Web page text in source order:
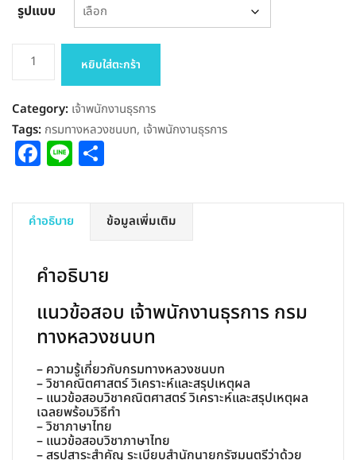
รูปแบบ
จำนวน
เจ้า
พนักงาน
ธุรการ
ชนบท
หยิบใส่ตะกร้า
Category: เจ้าพนักงานธุรการ
Tags: กรมทางหลวงชนบท, เจ้าพนักงานธุรการ
Facebook
Line
คำอธิบาย ข้อมูลเพิ่มเติม
คำอธิบาย
แนวข้อสอบ เจ้าพนักงานธุรการ กรม
ทางหลวงชนบท
– ความรู้เกี่ยวกับกรมทางหลวงชนบท
– วิชาคณิตศาสตร์ วิเคราะห์และสรุปเหตุผล
– แนวข้อสอบวิชาคณิตศาสตร์ วิเคราะห์และสรุปเหตุผล
เฉลยพร้อมวิธีทำ
– วิชาภาษาไทย
– แนวข้อสอบวิชาภาษาไทย
– สรุปสาระสำคัญ ระเบียบสำนักนายกรัฐมนตรีว่าด้วย